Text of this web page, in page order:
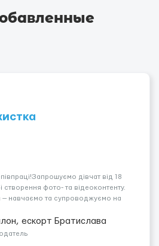
дівчат від 18
створення фото- та відеоконтенту.
— навчаємо та супроводжуємо на
підтримку. Працюємо офіційно,
ескорт Братислава